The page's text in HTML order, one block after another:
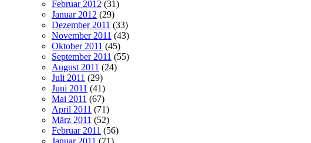
Februar 2012 (31)
Januar 2012 (29)
Dezember 2011 (33)
November 2011 (43)
Oktober 2011 (45)
September 2011 (55)
August 2011 (24)
Juli 2011 (29)
Juni 2011 (41)
Mai 2011 (67)
April 2011 (71)
März 2011 (52)
Februar 2011 (56)
Januar 2011 (71)